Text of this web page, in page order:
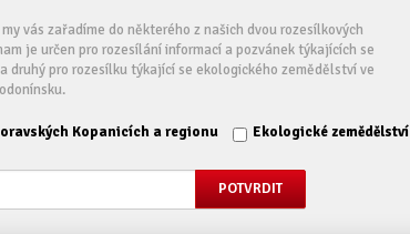
vás zařadíme do některého z našich dvou rozesílkových
je určen pro rozesílání informací a pozvánek týkajících se
druhý pro rozesílku týkající se ekologického zemědělství ve
Kopanicích a regionu Ekologické zemědělství